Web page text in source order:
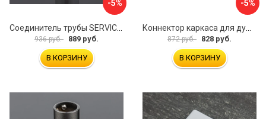
-5%
936 руб. 889 руб.
В КОРЗИНУ
-5%
872 руб. 828 руб.
В КОРЗИНУ